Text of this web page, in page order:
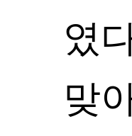
였
맞